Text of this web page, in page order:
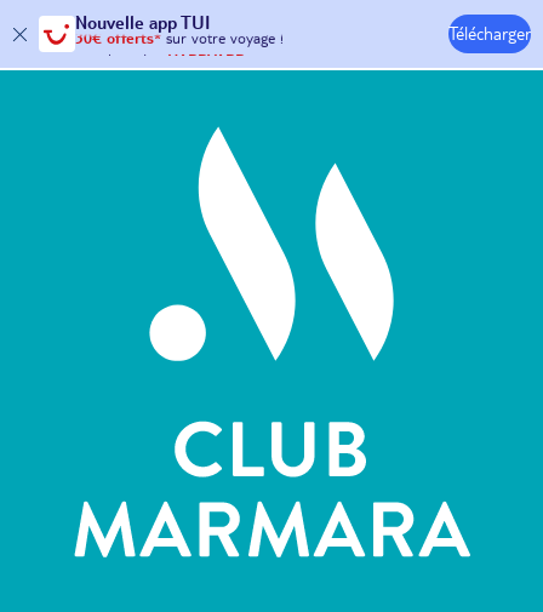
Nouvelle app TUI
30€ offerts*sur votre voyage !
avec le code :HAPPYAPP
Télécharger
Hôtels & Clubs